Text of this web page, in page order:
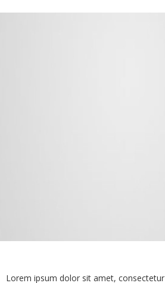
Lorem ipsum dolor sit amet,